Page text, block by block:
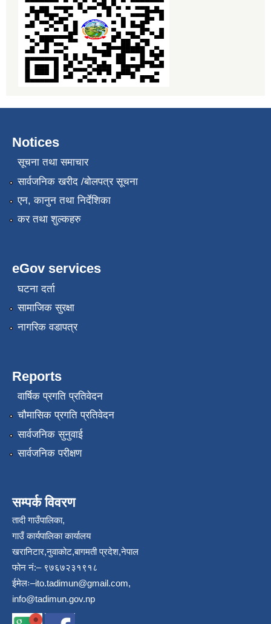
Notices
सूचना तथा समाचार
सार्वजनिक खरीद /बोलपत्र सूचना
एन, कानुन तथा निर्देशिका
कर तथा शुल्कहरु
eGov services
घटना दर्ता
सामाजिक सुरक्षा
नागरिक वडापत्र
Reports
वार्षिक प्रगति प्रतिवेदन
चौमासिक प्रगति प्रतिवेदन
सार्वजनिक सुनुवाई
सार्वजनिक परीक्षण
सम्पर्क विवरण
तादी गाउँपालिका,
गाउँ कार्यपालिका कार्यालय
खरानिटार,नुवाकोट,बागमती प्रदेश,नेपाल
फोन नं:– ९७६७२३१९१८
ईमेलः–ito.tadimun@gmail.com,
info@tadimun.gov.np